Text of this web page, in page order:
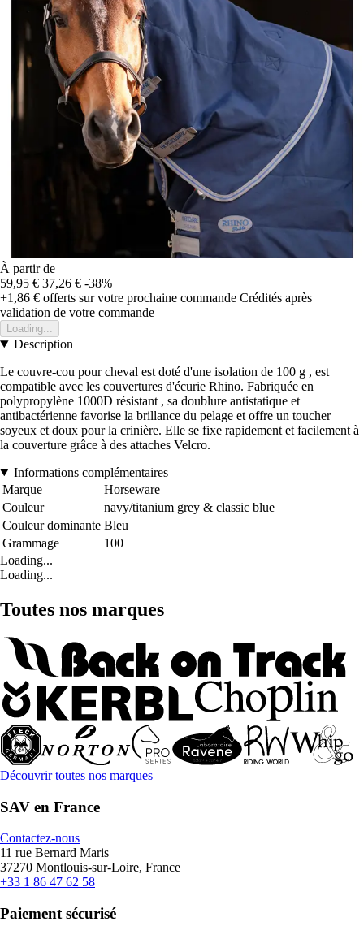
À partir de
59,95 € 37,26 € -38%
+1,86 € offerts sur votre prochaine commande Crédités après
validation de votre commande
Loading...
Description
Le couvre-cou pour cheval est doté d'une isolation de 100 g , est
compatible avec les couvertures d'écurie Rhino. Fabriquée en
polypropylène 1000D résistant , sa doublure antistatique et
antibactérienne favorise la brillance du pelage et offre un toucher
soyeux et doux pour la crinière. Elle se fixe rapidement et facilement à
la couverture grâce à des attaches Velcro.
Informations complémentaires
Marque
Horseware
Couleur
navy/titanium grey & classic blue
Couleur dominante Bleu
Grammage
100
Loading...
Loading...
Toutes nos marques
Découvrir toutes nos marques
SAV en France
Contactez-nous
11 rue Bernard Maris
37270 Montlouis-sur-Loire, France
+33 1 86 47 62 58
Paiement sécurisé